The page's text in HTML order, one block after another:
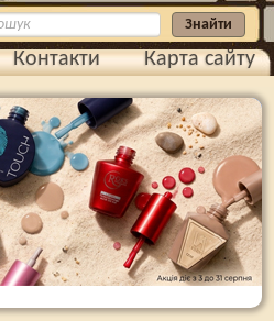
Контакти Карта сайту